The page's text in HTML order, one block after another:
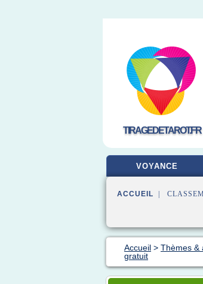
TIRAGEDETAROT.FR
VOYANCE
ACCUEIL |
Accueil > Thèmes &
gratuit